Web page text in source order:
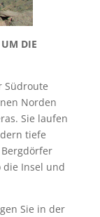
DIE
Südroute
Norden
Sie laufen
tiefe
die Insel und
Sie in der